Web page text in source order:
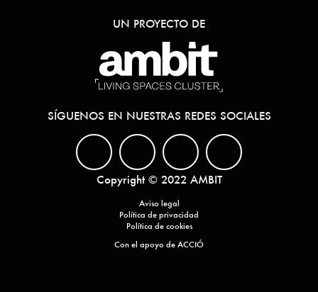
UN PROYECTO DE
SÍGUENOS EN NUESTRAS REDES SOCIALES
Copyright © 2022 AMBIT
Aviso legal
Política de privacidad
Política de cookies
Con el apoyo de ACCIÓ